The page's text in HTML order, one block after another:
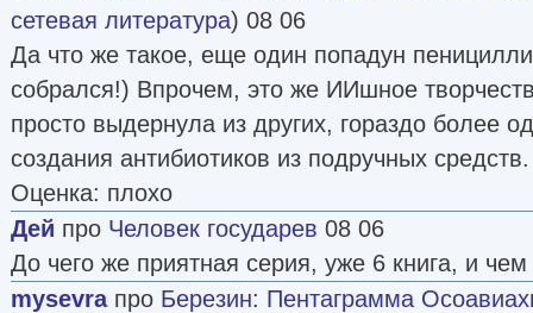
сетевая литература) 08 06
Да что же такое, еще один попадун
собрался!) Впрочем, это же ИИшное
просто выдернула из других, гораздо более
создания антибиотиков из подручных средств.
Оценка: плохо
Дей про Человек государев 08 06
До чего же приятная серия, уже 6 книга, и
mysevraпро Березин: Пентаграмма